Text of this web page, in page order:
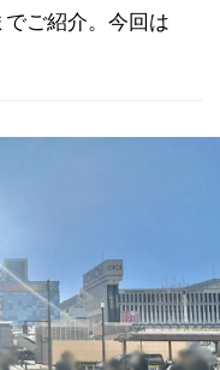
ご紹介。今回は